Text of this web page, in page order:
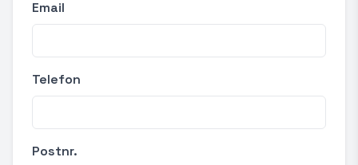
Email
Telefon
Postnr.